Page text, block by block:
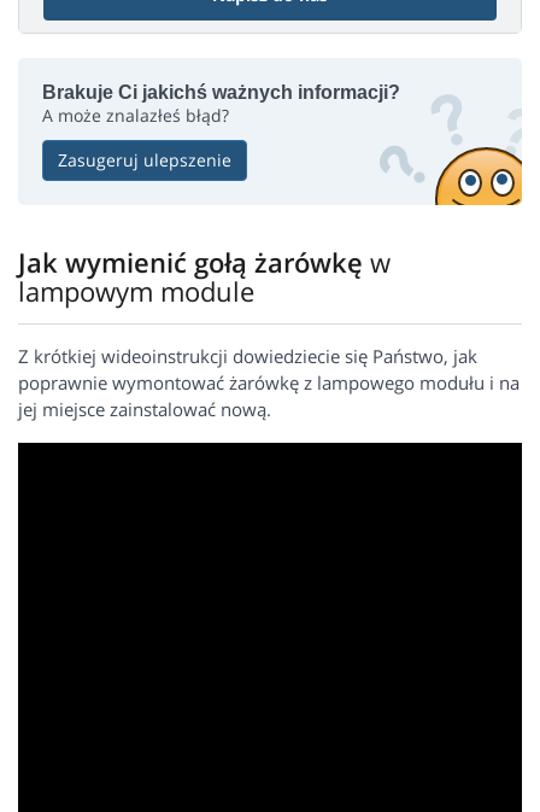
Brakuje Ci jakichś ważnych informacji?
A może znalazłeś błąd?
Zasugeruj ulepszenie
Jak wymienić gołą żarówkę w
lampowym module
Z krótkiej wideoinstrukcji dowiedziecie się Państwo, jak
poprawnie wymontować żarówkę z lampowego modułu i na
jej miejsce zainstalować nową.